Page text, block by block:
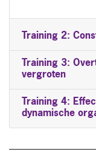
Training 2:
Training 3:
vergroten
Training 4:
dynamische